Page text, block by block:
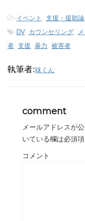
-イベント , 支援・援助論
-DV, カウンセリング,
者, 支援, 暴力 , 被害者
執筆者:味くん
comment
メールアドレスが
いている欄は必須
コメント